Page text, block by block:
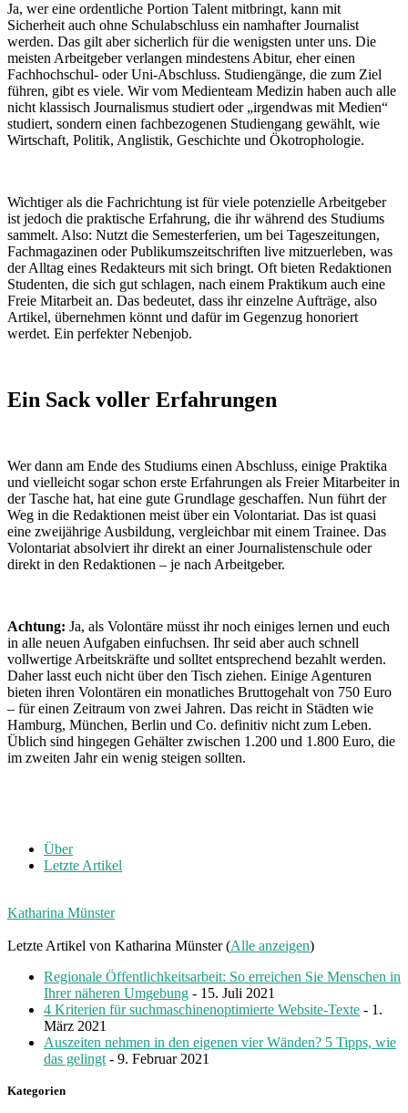
Ja, wer eine ordentliche Portion Talent mitbringt, kann mit
Sicherheit auch ohne Schulabschluss ein namhafter Journalist
werden. Das gilt aber sicherlich für die wenigsten unter uns. Die
meisten Arbeitgeber verlangen mindestens Abitur, eher einen
Fachhochschul- oder Uni-Abschluss. Studiengänge, die zum Ziel
führen, gibt es viele. Wir vom Medienteam Medizin haben auch alle
nicht klassisch Journalismus studiert oder „irgendwas mit Medien“
studiert, sondern einen fachbezogenen Studiengang gewählt, wie
Wirtschaft, Politik, Anglistik, Geschichte und Ökotrophologie.
Wichtiger als die Fachrichtung ist für viele potenzielle Arbeitgeber
ist jedoch die praktische Erfahrung, die ihr während des Studiums
sammelt. Also: Nutzt die Semesterferien, um bei Tageszeitungen,
Fachmagazinen oder Publikumszeitschriften live mitzuerleben, was
der Alltag eines Redakteurs mit sich bringt. Oft bieten Redaktionen
Studenten, die sich gut schlagen, nach einem Praktikum auch eine
Freie Mitarbeit an. Das bedeutet, dass ihr einzelne Aufträge, also
Artikel, übernehmen könnt und dafür im Gegenzug honoriert
werdet. Ein perfekter Nebenjob.
Ein Sack voller Erfahrungen
Wer dann am Ende des Studiums einen Abschluss, einige Praktika
und vielleicht sogar schon erste Erfahrungen als Freier Mitarbeiter in
der Tasche hat, hat eine gute Grundlage geschaffen. Nun führt der
Weg in die Redaktionen meist über ein Volontariat. Das ist quasi
eine zweijährige Ausbildung, vergleichbar mit einem Trainee. Das
Volontariat absolviert ihr direkt an einer Journalistenschule oder
direkt in den Redaktionen – je nach Arbeitgeber.
Achtung: Ja, als Volontäre müsst ihr noch einiges lernen und euch
in alle neuen Aufgaben einfuchsen. Ihr seid aber auch schnell
vollwertige Arbeitskräfte und solltet entsprechend bezahlt werden.
Daher lasst euch nicht über den Tisch ziehen. Einige Agenturen
bieten ihren Volontären ein monatliches Bruttogehalt von 750 Euro
– für einen Zeitraum von zwei Jahren. Das reicht in Städten wie
Hamburg, München, Berlin und Co. definitiv nicht zum Leben.
Üblich sind hingegen Gehälter zwischen 1.200 und 1.800 Euro, die
im zweiten Jahr ein wenig steigen sollten.
Über
Letzte Artikel
Katharina Münster
Letzte Artikel von Katharina Münster(Alle anzeigen)
Regionale Öffentlichkeitsarbeit: So erreichen Sie Menschen in
Ihrer näheren Umgebung - 15. Juli 2021
4 Kriterien für suchmaschinenoptimierte Website-Texte - 1.
März 2021
Auszeiten nehmen in den eigenen vier Wänden? 5 Tipps, wie
das gelingt- 9. Februar 2021
Kategorien